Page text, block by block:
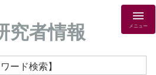
究者情報 メニュー
ワード検索】